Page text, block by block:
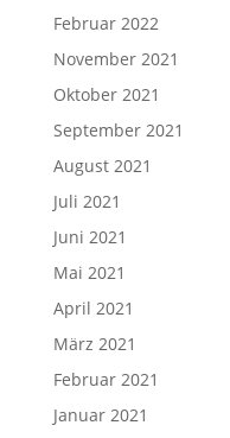
Februar 2022
November 2021
Oktober 2021
September 2021
August 2021
Juli 2021
Juni 2021
Mai 2021
April 2021
März 2021
Februar 2021
Januar 2021